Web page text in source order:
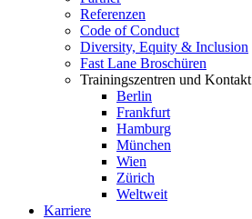
Referenzen
Code of Conduct
Diversity, Equity & Inclusion
Fast Lane Broschüren
Trainingszentren und Kontakt
Berlin
Frankfurt
Hamburg
München
Wien
Zürich
Weltweit
Karriere